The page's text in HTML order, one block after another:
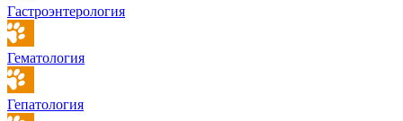
Гастроэнтерология
Гематология
Гепатология